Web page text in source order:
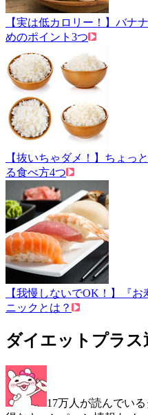
【実は低カロリー！】バナ
めのポイント3つ
【抜いちゃダメ！】ちょっ
る食べ方4つ
【我慢しないでOK！】『
ニックとは？
ダイエットプラス
17万人が読んでい